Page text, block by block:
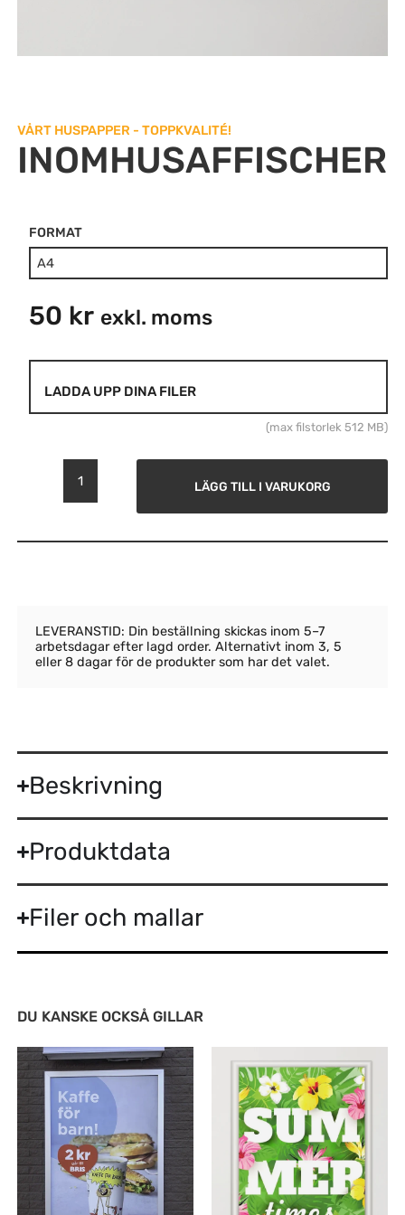
VÅRT HUSPAPPER - TOPPKVALITÉ!
INOMHUSAFFISCHER
FORMAT
50 kr exkl. moms
(max filstorlek 512 MB)
Inomhusaffischer
mängd
LÄGG TILL I VARUKORG
LEVERANSTID: Din beställning skickas inom 5–7
arbetsdagar efter lagd order. Alternativt inom 3, 5
eller 8 dagar för de produkter som har det valet.
Beskrivning
Produktdata
Filer och mallar
DU KANSKE OCKSÅ GILLAR
Den
här
produkten
har
flera
varianter.
Den
produkten
flera
varianter.